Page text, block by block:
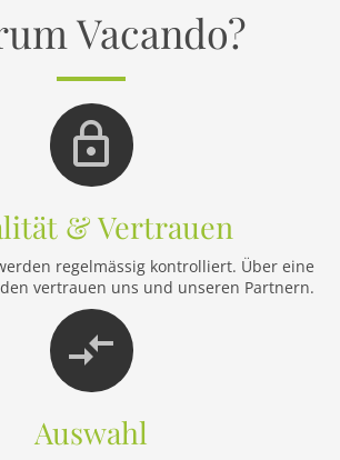
Vacando?
& Vertrauen
regelmässig kontrolliert. Über eine
vertrauen uns und unseren Partnern.
Auswahl